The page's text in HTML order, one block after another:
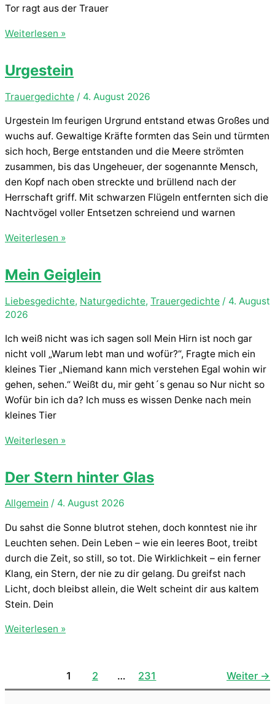
Tor ragt aus der Trauer
Der
Schmetterling
Weiterlesen »
Urgestein
Trauergedichte / 4. August 2026
Urgestein Im feurigen Urgrund entstand etwas Großes und
wuchs auf. Gewaltige Kräfte formten das Sein und türmten
sich hoch, Berge entstanden und die Meere strömten
zusammen, bis das Ungeheuer, der sogenannte Mensch,
den Kopf nach oben streckte und brüllend nach der
Herrschaft griff. Mit schwarzen Flügeln entfernten sich die
Nachtvögel voller Entsetzen schreiend und warnen
Urgestein
Weiterlesen »
Mein Geiglein
Liebesgedichte, Naturgedichte, Trauergedichte / 4. August
2026
Ich weiß nicht was ich sagen soll Mein Hirn ist noch gar
nicht voll „Warum lebt man und wofür?“, Fragte mich ein
kleines Tier „Niemand kann mich verstehen Egal wohin wir
gehen, sehen.“ Weißt du, mir geht´s genau so Nur nicht so
Wofür bin ich da? Ich muss es wissen Denke nach mein
kleines Tier
Mein
Weiterlesen »
Der Stern hinter Glas
Allgemein / 4. August 2026
Du sahst die Sonne blutrot stehen, doch konntest nie ihr
Leuchten sehen. Dein Leben – wie ein leeres Boot, treibt
durch die Zeit, so still, so tot. Die Wirklichkeit – ein ferner
Klang, ein Stern, der nie zu dir gelang. Du greifst nach
Licht, doch bleibst allein, die Welt scheint dir aus kaltem
Stein. Dein
Der
Weiterlesen »
1 2 … 231 Weiter →